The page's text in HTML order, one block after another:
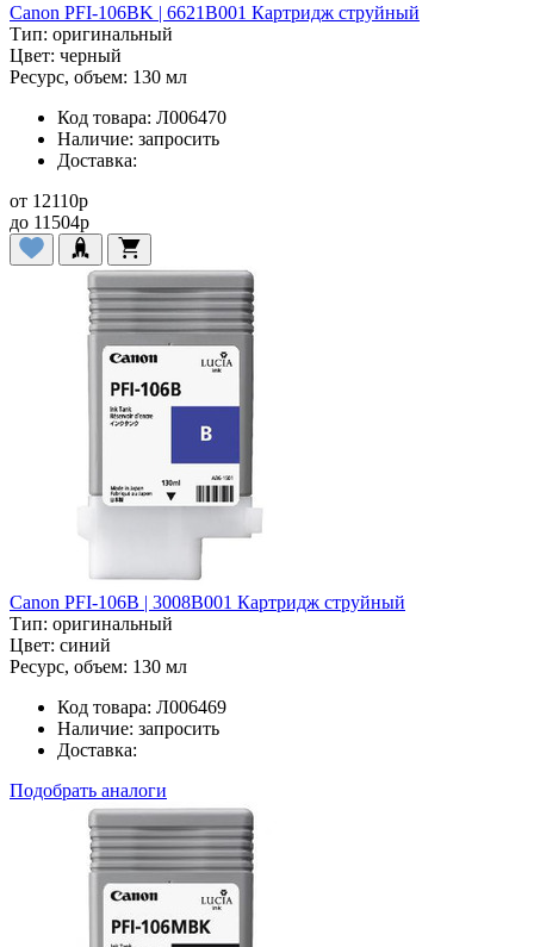
Canon PFI-106BK | 6621B001 Картридж струйный
Тип: оригинальный
Цвет: черный
Ресурс, объем: 130 мл
Код товара: Л006470
Наличие: запросить
Доставка:
от 12110p
до 11504p
Canon PFI-106B | 3008B001 Картридж струйный
Тип: оригинальный
Цвет: синий
Ресурс, объем: 130 мл
Код товара: Л006469
Наличие: запросить
Доставка:
Подобрать аналоги